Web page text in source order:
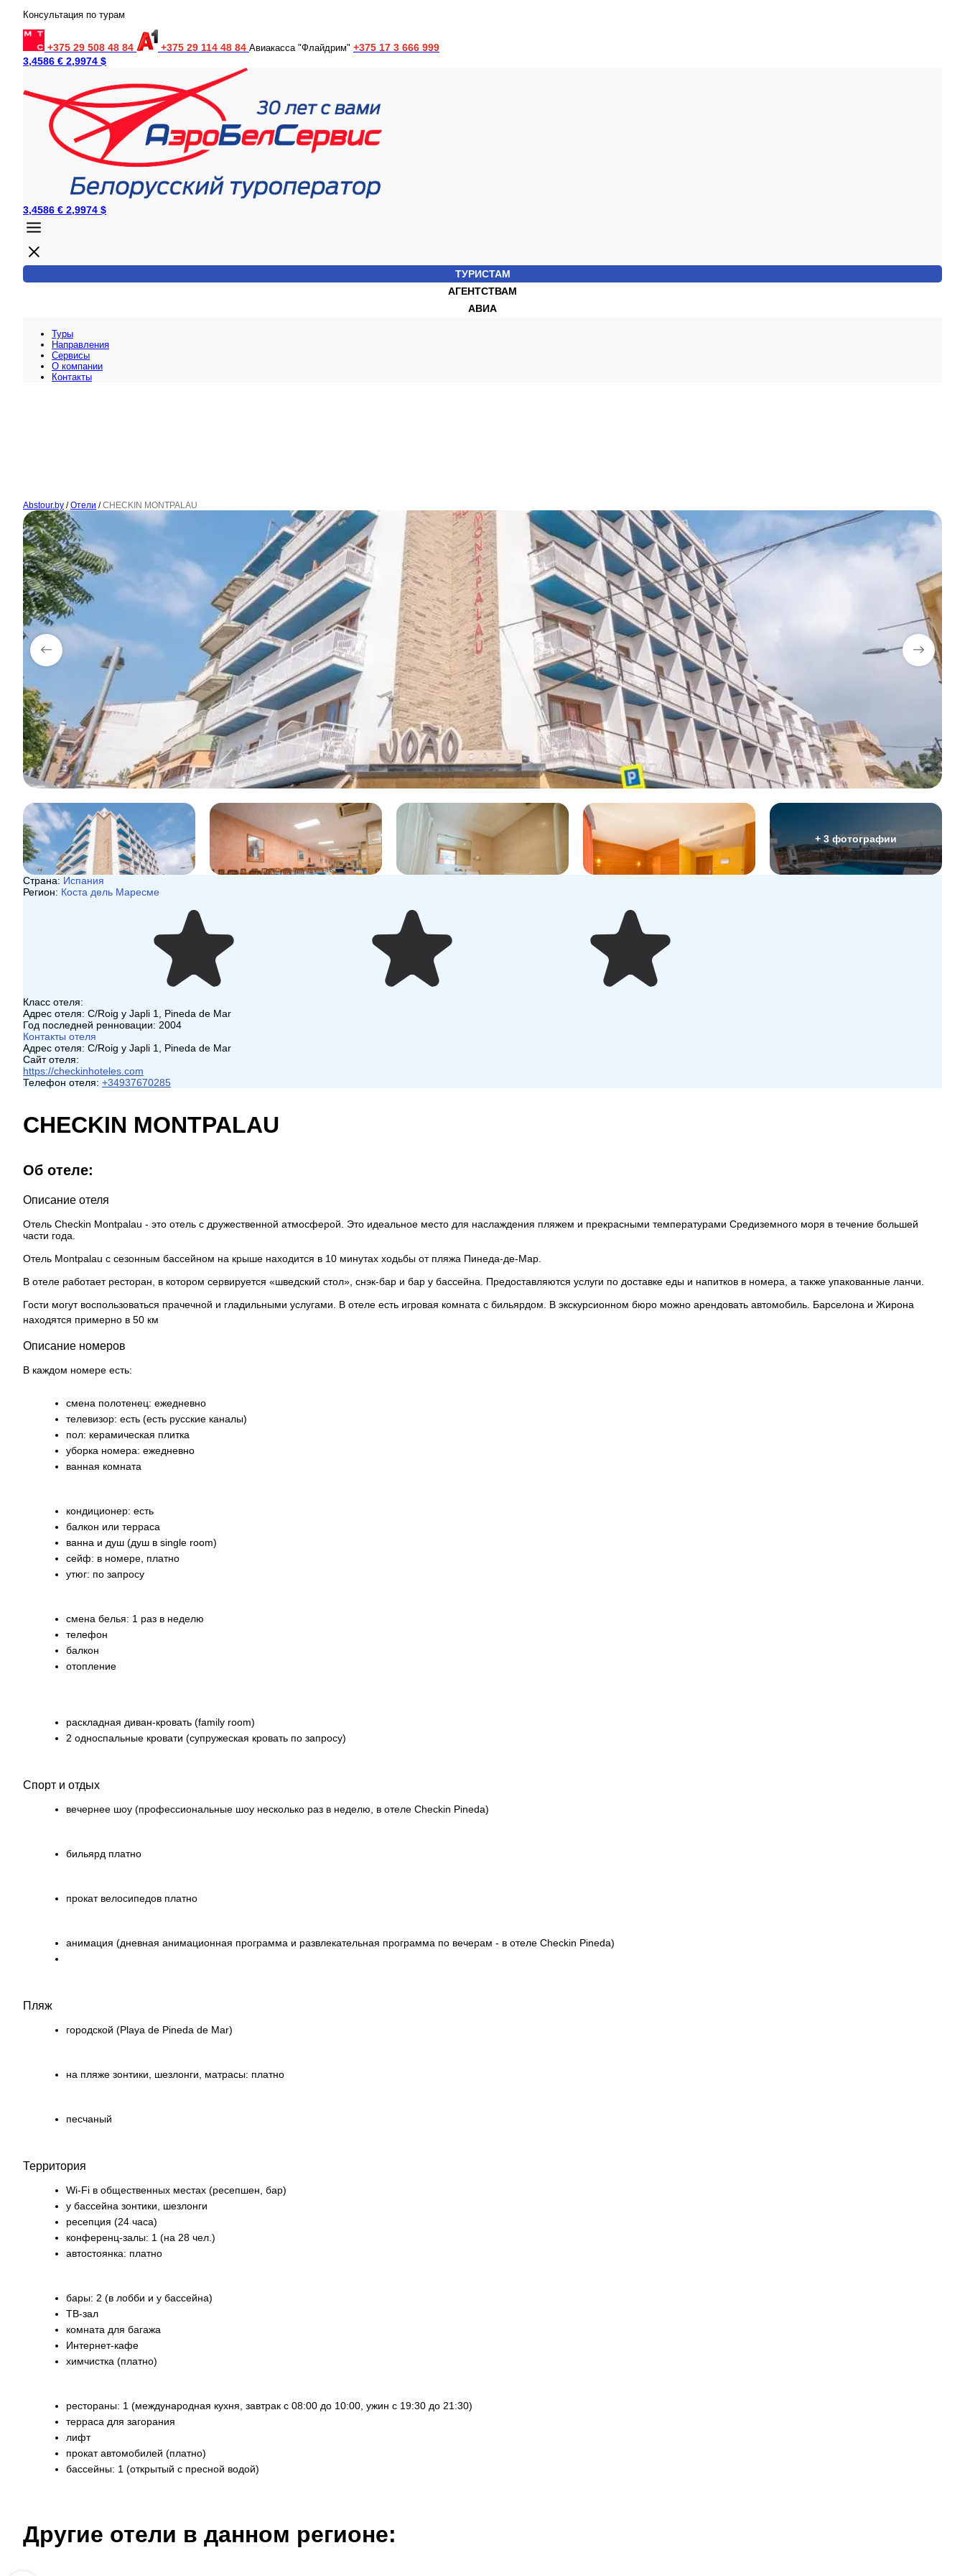
Консультация по турам
+375 29 508 48 84 +375 29 114 48 84 Авиакасса "Флайдрим" +375 17 3 666 999
3,4586 € 2,9974 $
3,4586 € 2,9974 $
ТУРИСТАМ
АГЕНТСТВАМ
АВИА
Туры
Направления
Сервисы
O компании
Контакты
Abstour.by / Отели / CHECKIN MONTPALAU
+ 3 фотографии
Страна: Испания
Регион: Коста дель Маресме
Класс отеля:
Адрес отеля: C/Roig y Japli 1, Pineda de Mar
Год последней ренновации: 2004
Контакты отеля
Адрес отеля: C/Roig y Japli 1, Pineda de Mar
Сайт отеля:
https://checkinhoteles.com
Телефон отеля: +34937670285
CHECKIN MONTPALAU
Об отеле:
Описание отеля
Отель Checkin Montpalau - это отель с дружественной атмосферой. Это идеальное место для наслаждения пляжем и прекрасными температурами Средиземного моря в течение большей
части года.
Отель Montpalau с сезонным бассейном на крыше находится в 10 минутах ходьбы от пляжа Пинеда-де-Мар.
В отеле работает ресторан, в котором сервируется «шведский стол», снэк-бар и бар у бассейна. Предоставляются услуги по доставке еды и напитков в номера, а также упакованные ланчи.
Гости могут воспользоваться прачечной и гладильными услугами. В отеле есть игровая комната с бильярдом. В экскурсионном бюро можно арендовать автомобиль. Барселона и Жирона
находятся примерно в 50 км
Описание номеров
В каждом номере есть:
смена полотенец: ежедневно
телевизор: есть (есть русские каналы)
пол: керамическая плитка
уборка номера: ежедневно
ванная комната
кондиционер: есть
балкон или терраса
ванна и душ (душ в single room)
сейф: в номере, платно
утюг: по запросу
смена белья: 1 раз в неделю
телефон
балкон
отопление
раскладная диван-кровать (family room)
2 односпальные кровати (супружеская кровать по запросу)
Спорт и отдых
вечернее шоу (профессиональные шоу несколько раз в неделю, в отеле Checkin Pineda)
бильярд платно
прокат велосипедов платно
анимация (дневная анимационная программа и развлекательная программа по вечерам - в отеле Checkin Pineda)
Пляж
городской (Playa de Pineda de Mar)
на пляже зонтики, шезлонги, матрасы: платно
песчаный
Территория
Wi-Fi в общественных местах (ресепшен, бар)
у бассейна зонтики, шезлонги
ресепция (24 часа)
конференц-залы: 1 (на 28 чел.)
автостоянка: платно
бары: 2 (в лобби и у бассейна)
ТВ-зал
комната для багажа
Интернет-кафе
химчистка (платно)
рестораны: 1 (международная кухня, завтрак с 08:00 до 10:00, ужин с 19:30 до 21:30)
терраса для загорания
лифт
прокат автомобилей (платно)
бассейны: 1 (открытый с пресной водой)
Другие отели в данном регионе: